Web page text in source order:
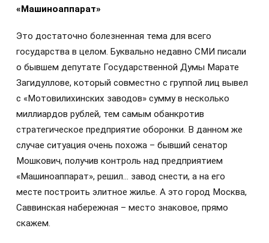
«Машиноаппарат»
Это достаточно болезненная тема для всего
государства в целом. Буквально недавно СМИ писали
о бывшем депутате Государственной Думы Марате
Загидуллове, который совместно с группой лиц вывел
с «Мотовилихинских заводов» сумму в несколько
миллиардов рублей, тем самым обанкротив
стратегическое предприятие оборонки. В данном же
случае ситуация очень похожа – бывший сенатор
Мошкович, получив контроль над предприятием
«Машиноаппарат», решил… завод снести, а на его
месте построить элитное жилье. А это город Москва,
Саввинская набережная – место знаковое, прямо
скажем.